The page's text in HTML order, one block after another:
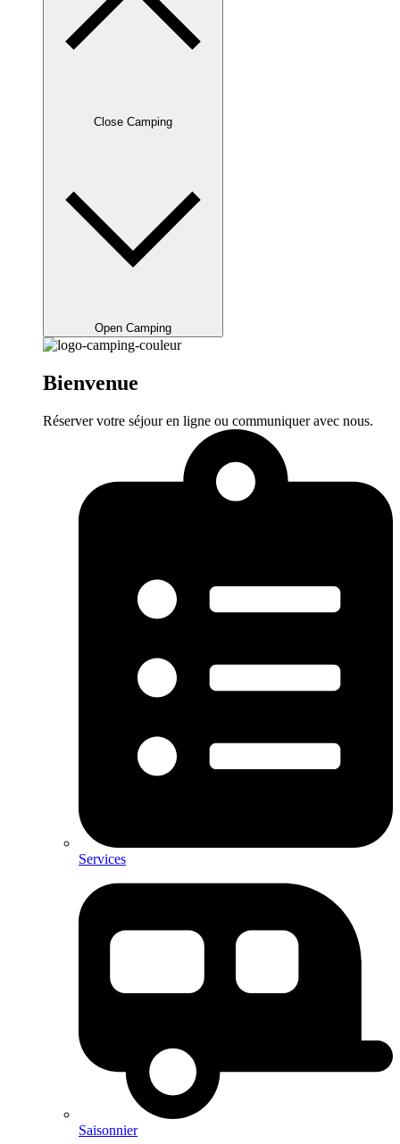
Close Camping
Open Camping
Bienvenue
Réserver votre séjour en ligne ou communiquer avec nous.
Services
Saisonnier